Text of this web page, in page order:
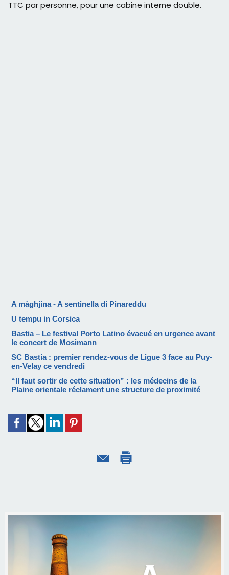
TTC par personne, pour une cabine interne double.
A màghjina - A sentinella di Pinareddu
U tempu in Corsica
Bastia – Le festival Porto Latino évacué en urgence avant
le concert de Mosimann
SC Bastia : premier rendez-vous de Ligue 3 face au Puy-
en-Velay ce vendredi
“Il faut sortir de cette situation” : les médecins de la
Plaine orientale réclament une structure de proximité